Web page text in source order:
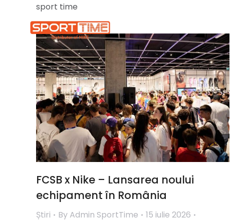
sport time
FCSB x Nike – Lansarea noului
echipament în România
Știri By Admin SportTime
15 iulie 2026